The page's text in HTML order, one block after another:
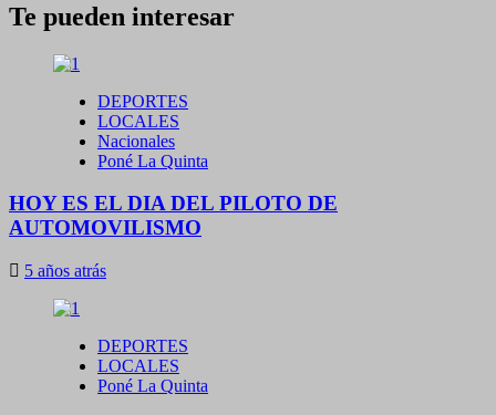
Te pueden interesar
DEPORTES
LOCALES
Nacionales
Poné La Quinta
HOY ES EL DIA DEL PILOTO DE
AUTOMOVILISMO
5 años atrás
DEPORTES
LOCALES
Poné La Quinta